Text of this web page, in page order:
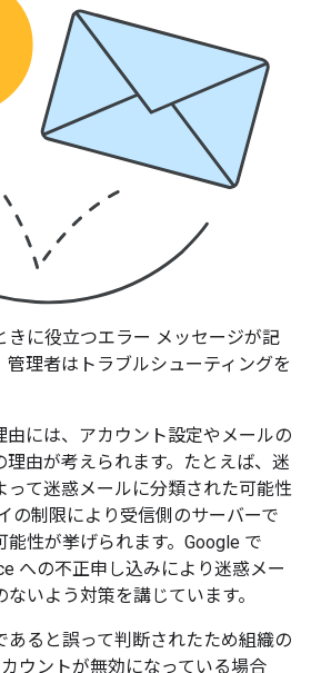
きに役立つエラー メッセージが記
管理者はトラブルシューティングを
由には、アカウント設定やメールの
理由が考えられます。たとえば、迷
って迷惑メールに分類された可能性
の制限により受信側のサーバーで
能性が挙げられます。Google で
への不正申し込みにより迷惑メー
いよう対策を講じています。
あると誤って判断されたため組織の
ウントが無効になっている場合